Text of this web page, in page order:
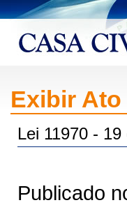
Exibir Ato
Lei 11970 -
Publicado